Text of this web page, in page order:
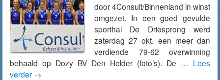
door 4Consult/Binnenland in winst
omgezet. In een goed gevulde
sporthal De Driesprong werd
zaterdag 27 okt. een meer dan
verdiende 79-62 overwinning
behaald op Dozy BV Den Helder (foto’s). De … Lees
verder →